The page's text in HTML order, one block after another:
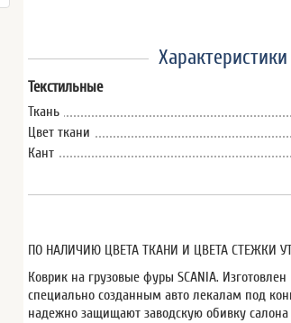
Характеристики
Текстильные
Ткань
Цвет ткани
Кант
ПО НАЛИЧИЮ ЦВЕТА ТКАНИ И ЦВЕТА СТЕЖКИ
Коврик на грузовые фуры SCANIA.
специально созданным авто лекалам под
надежно защищают заводскую обивку салона